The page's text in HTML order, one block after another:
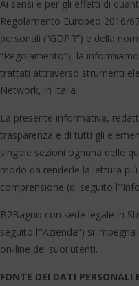
Ai sensi e per gli effetti di
Regolamento Europeo 2016/
personali (“GDPR”) e della
“Regolamento“), la
trattati attraverso strumenti
Network, in Italia.
La presente informativa,
trasparenza e di tutti gli
singole sezioni ognuna delle
modo da renderle la lettura
comprensione (di seguito
B2Bagno con sede legale in
seguito l’”Azienda“) si
on-line dei suoi utenti.
FONTE DEI DATI